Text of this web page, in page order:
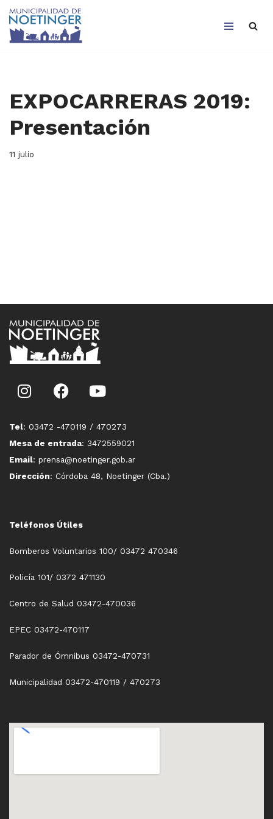
Saltar
EXPOCARRERAS 2019:
Presentación
11 julio
Tel: 03472 -470119 / 470273
Mesa de entrada: 3472559021
Email: prensa@noetinger.gob.ar
Dirección: Córdoba 48, Noetinger (Cba.)
Teléfonos Útiles
Bomberos Voluntarios 100/ 03472 470346
Policía 101/ 0372 471130
Centro de Salud 03472-470036
EPEC 03472-470117
Parador de Ómnibus 03472-470731
Municipalidad 03472-470119 / 470273